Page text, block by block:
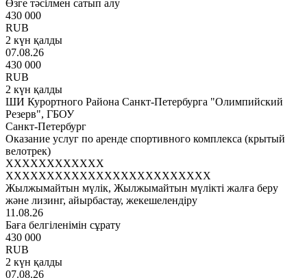
Өзге тәсілмен сатып алу
430 000
RUB
2 күн қалды
07.08.26
430 000
RUB
2 күн қалды
ШИ Курортного Района Санкт-Петербурга "Олимпийский
Резерв", ГБОУ
Санкт-Петербург
Оказание услуг по аренде спортивного комплекса (крытый
велотрек)
XXXXXXXXXXXX
XXXXXXXXXXXXXXXXXXXXXXXXX
Жылжымайтын мүлік, Жылжымайтын мүлікті жалға беру
және лизинг, айырбастау, жекешелендіру
11.08.26
Баға белгіленімін сұрату
430 000
RUB
2 күн қалды
07.08.26